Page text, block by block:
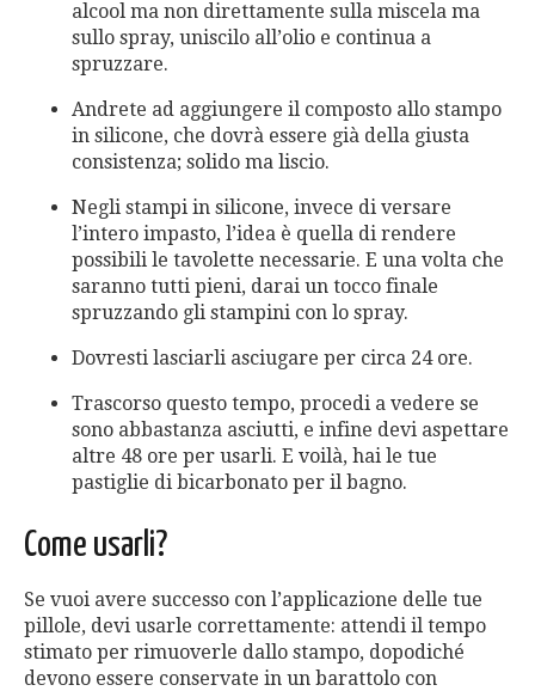
alcool ma non direttamente sulla miscela ma
sullo spray, uniscilo all’olio e continua a
spruzzare.
Andrete ad aggiungere il composto allo stampo
in silicone, che dovrà essere già della giusta
consistenza; solido ma liscio.
Negli stampi in silicone, invece di versare
l’intero impasto, l’idea è quella di rendere
possibili le tavolette necessarie. E una volta che
saranno tutti pieni, darai un tocco finale
spruzzando gli stampini con lo spray.
Dovresti lasciarli asciugare per circa 24 ore.
Trascorso questo tempo, procedi a vedere se
sono abbastanza asciutti, e infine devi aspettare
altre 48 ore per usarli. E voilà, hai le tue
pastiglie di bicarbonato per il bagno.
Come usarli?
Se vuoi avere successo con l’applicazione delle tue
pillole, devi usarle correttamente: attendi il tempo
stimato per rimuoverle dallo stampo, dopodiché
devono essere conservate in un barattolo con